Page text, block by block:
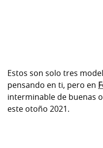
Estos son solo tres
pensando en ti, pero en
interminable de buenas
este otoño 2021.